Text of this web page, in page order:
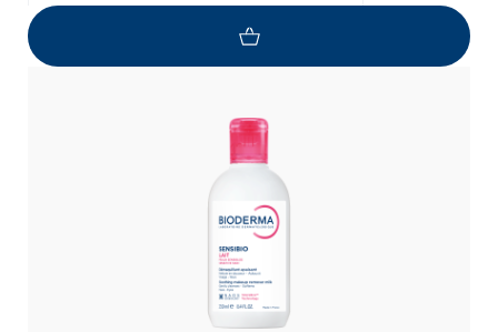
et nouveautés produits par
protection de vos données personnelles,
protection des données personnelles